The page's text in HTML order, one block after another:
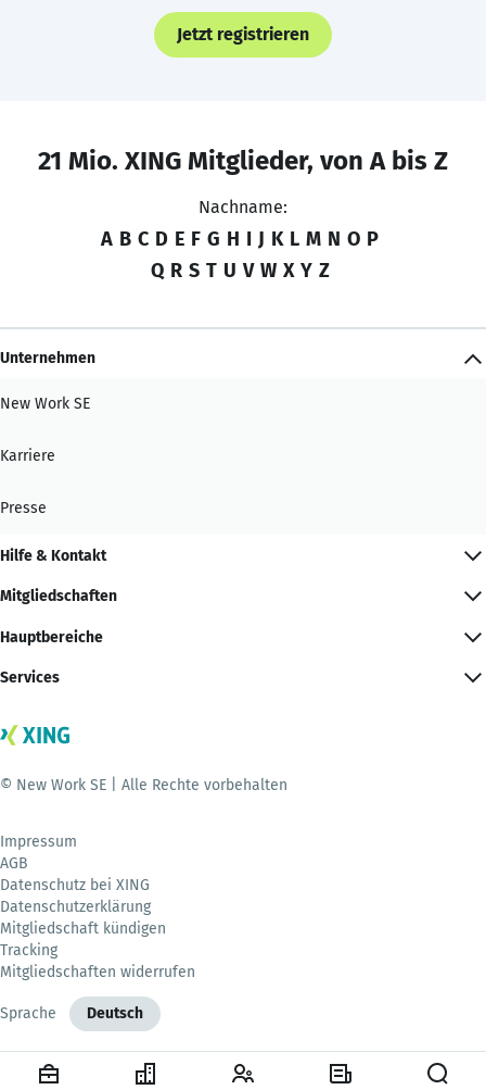
Jetzt registrieren
21 Mio. XING Mitglieder, von A bis Z
Nachname:
A B C D E F G H I J K L M N O P
Q R S T U V W X Y Z
Unternehmen
New Work SE
Karriere
Presse
Hilfe & Kontakt
Mitgliedschaften
Hauptbereiche
Services
© New Work SE | Alle Rechte vorbehalten
Impressum
AGB
Datenschutz bei XING
Datenschutzerklärung
Mitgliedschaft kündigen
Tracking
Mitgliedschaften widerrufen
Sprache Deutsch